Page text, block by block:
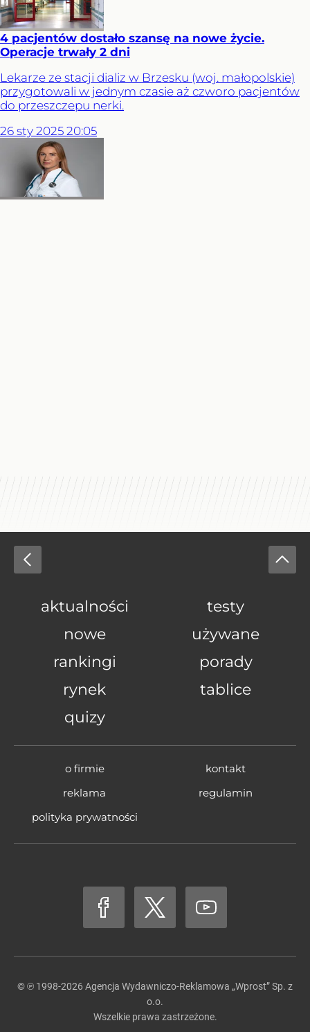
4 pacjentów dostało szansę na nowe życie.
Operacje trwały 2 dni
Lekarze ze stacji dializ w Brzesku (woj. małopolskie)
przygotowali w jednym czasie aż czworo pacjentów
do przeszczepu nerki.
26 sty 2025 20:05
aktualności
testy
nowe
używane
rankingi
porady
rynek
tablice
quizy
o firmie
kontakt
reklama
regulamin
polityka prywatności
© ℗ 1998-2026 Agencja Wydawniczo-Reklamowa „Wprost” Sp. z
o.o.
Wszelkie prawa zastrzeżone.